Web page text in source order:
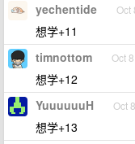
yechentide Oct
想学+11
timnottom Oct
想学+12
YuuuuuuH Oct
想学+13